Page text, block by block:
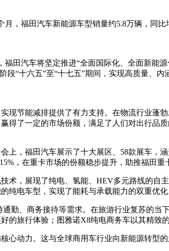
，福田汽车新能源车型销量约5.8万辆，同比
田汽车将坚定推进“全面国际化、全面新能
“十六五”至“十七五”期间，实现高质量、
现节能减排提供了有力支持。在物流行业蓬
得了一定的市场份额，满足了人们对出行品质
上，福田汽车展示了十大展区、58款展车，
，在重卡市场的份额稳步提升，助推福田重
术，展现了纯电、氢能、HEV多元路线的自
纯电车型，实现了能耗与承载能力的双重优化
勤、商务接待等需求。在旅游行业复苏的当
旅行体验；图雅诺X8纯电商务车以其精致
心动力。这与全球商用车行业向新能源转型